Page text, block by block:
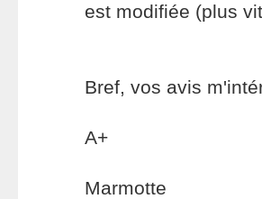
est modifiée (plus
Bref, vos avis
A+
Marmotte